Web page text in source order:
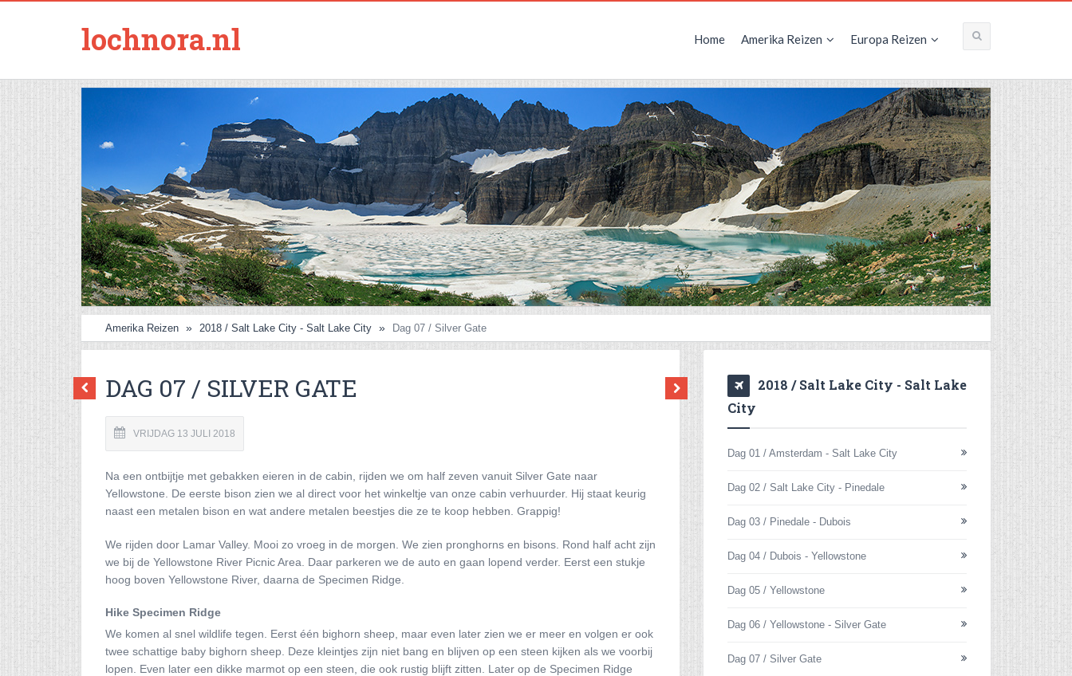
lochnora.nl Home Amerika Reizen Europa Reizen
Amerika Reizen 2018 / Salt Lake City - Salt Lake City Dag 07 / Silver Gate
DAG 07 / SILVER GATE
VRIJDAG 13 JULI 2018
Na een ontbijtje met gebakken eieren in de cabin, rijden we om half zeven vanuit Silver Gate naar
Yellowstone. De eerste bison zien we al direct voor het winkeltje van onze cabin verhuurder. Hij staat keurig
naast een metalen bison en wat andere metalen beestjes die ze te koop hebben. Grappig!
We rijden door Lamar Valley. Mooi zo vroeg in de morgen. We zien pronghorns en bisons. Rond half acht zijn
we bij de Yellowstone River Picnic Area. Daar parkeren we de auto en gaan lopend verder. Eerst een stukje
hoog boven Yellowstone River, daarna de Specimen Ridge.
Hike Specimen Ridge
We komen al snel wildlife tegen. Eerst één bighorn sheep, maar even later zien we er meer en volgen er ook
twee schattige baby bighorn sheep. Deze kleintjes zijn niet bang en blijven op een steen kijken als we voorbij
lopen. Even later een dikke marmot op een steen, die ook rustig blijft zitten. Later op de Specimen Ridge
2018 / Salt Lake City - Salt Lake
City
Dag 01 / Amsterdam - Salt Lake City
Dag 02 / Salt Lake City - Pinedale
Dag 03 / Pinedale - Dubois
Dag 04 / Dubois - Yellowstone
Dag 05 / Yellowstone
Dag 06 / Yellowstone - Silver Gate
Dag 07 / Silver Gate